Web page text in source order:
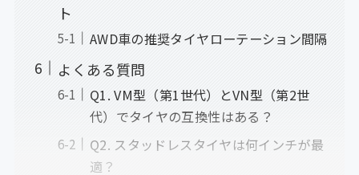
ト
AWD車の推奨タイヤローテーション間隔
よくある質問
Q1. VM型（第1世代）とVN型（第2世
代）でタイヤの互換性はある？
Q2. スタッドレスタイヤは何インチが最
適？